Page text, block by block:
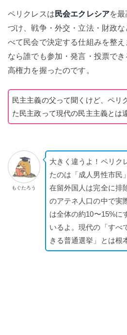
ペリクレスは民会エクレシアを
づけ、戦争・外交・立法・財政
べて民会で決定する仕組みを整
なら誰でも参加・発言・投票で
高権力を握ったのです。
民主主義の父って聞くけど、ペリ
た民主政って現代の民主主義とは
もぐたろう
大きく違うよ！ペリク
たのは「成人男性市民
在留外国人は完全に排
のアテネ人口の中で実
は全体の約10〜15%に
いるよ。現代の「すべ
きる普通選挙」とは根